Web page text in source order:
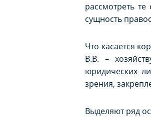
рассмотреть
сущность
Что касается
В.В. –
юридических
зрения,
Выделяют ряд